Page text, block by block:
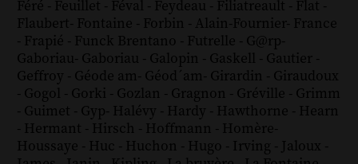
Féré - Feuillet - Féval - Feydeau - Filiatreault - Flat -
Flaubert- Fontaine - Forbin - Alain-Fournier- France
- Frapié - Funck Brentano - Futrelle - G@rp-
Gaboriau- Gaboriau - Galopin - Gaskell - Gautier -
Geffroy - Géode am- Géod´am- Girardin - Giraudoux
- Gogol - Gorki - Gozlan - Gragnon - Gréville - Grimm
- Guimet - Gyp- Halévy - Hardy - Hawthorne - Hearn
- Hermant - Hirsch - Hoffmann - Homère-
Houssaye - Huc - Huchon - Hugo - Irving - Jaloux -